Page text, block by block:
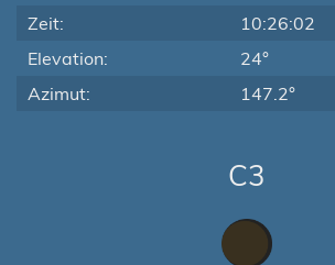
Zeit:
10:26:02
Elevation:
24°
Azimut:
147.2°
C3